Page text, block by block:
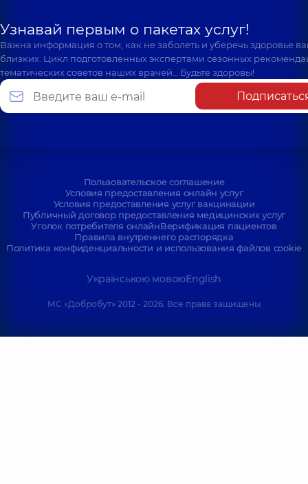
Узнавай первым о пакетах услуг!
Важна информация о том, как не заболеть и уберечь здоровье
близких. Цикл подготовленных экспертами сезонных
тематических советов наших врачей… Будьте здоровы!
Пользовательское соглашение
Условия предоставления онлайн услуг
Условия предоставления услуг вакцинации
Публичный договор предоставления медицинских услуг
Уголок потребителя онлайнВерификация пациентов
Правила внутреннего распорядка
Политика конфиденциальности и использования файлов cookie
Українською мовоюEnglish
МС «Добробут» 2012 - 2026. Все права защищены